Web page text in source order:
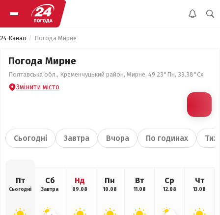
24 Канал Погода Мирне
Погода Мирне
Полтавська обл., Кременчуцький район, Мирне, 49.23°Пн, 33.38°Сх
Змінити місто
Сьогодні Завтра Вчора По годинах
Пт
Сьогодні
Сб
Завтра
Нд
09.08
Пн
10.08
Вт
11.08
Ср
12.08
Чт
13.08